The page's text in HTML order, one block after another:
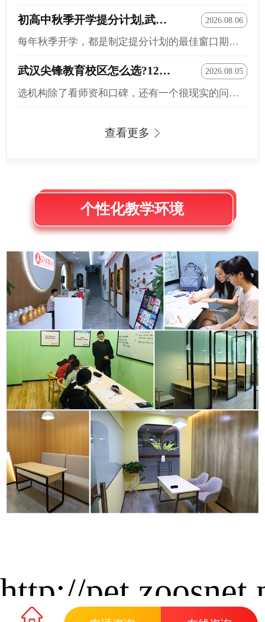
初高中秋季开学提分计划,武汉尖锋教育怎么做? 2026.08.06
每年秋季开学，都是制定提分计划的最佳窗口期。不是等到期中考试发现成绩下滑了再临时抱佛脚，而是在新学期刚开始、学校进度还没跑起来的时候，就把这学期的学习节奏提前理顺。尖锋教育在武汉扎根19年，服务过无数初高中学生，我们的秋季提分计划不是发一份通用的学习建议，而是结合入校测评、分层匹配、动态调整，给每个孩子一份真正能落地的学期规划。一、提分计划的第一步：摸清底子制定计划的前提是了解现状。很多家长觉得自己清楚孩子的学习情况——看分数、看排名。但分数和排名只能告诉你结果，不能告诉你原因。尖锋的秋季提分计划，第一步是入校学情测评。测评不只是做一套卷子看分数，而是从多个维度去分析：知识掌握度——各模块分别处于什么水平，哪些是会的、哪些是半懂不懂的、哪些是完全没掌握的;学习习惯——审题习惯、草稿规范、时间分配、错题管理做得怎么样;考试表现——知识性失分、习惯性失分、策略性失分各占多少比例。测评报告到手之后，孩子...
武汉尖锋教育校区怎么选?12家校区就近选 2026.08.05
选机构除了看师资和口碑，还有一个很现实的问题：离家远不远?接送方不方便?孩子放学后赶过去来不来得及?尖锋教育在武汉有12家校区，分布在武昌、洪山、江岸、江汉、汉阳、东西湖六个区。这篇把12家校区的分布和覆盖区域讲清楚，帮你快速锁定离家最近的那一家。一、校区分布总览尖锋教育目前在武汉的12家校区按区域划分如下：- 武昌区：积玉桥校区、中南校区- 洪山区：杨家湾校区、金融港校区、光谷鲁巷校区- 江岸区：香港路校区、天地校区、百步亭后湖校区- 江汉区：长港路校区- 汉阳区：汉阳人信汇校区- 东西湖区：常青花园校区、吴家山校区基本覆盖了武汉三镇的主城区。无论你住在江南还是江北，大概率能在半小时通勤圈内找到一家。📞有课程、班型、收费疑问，可拨打联系方式咨询周末及全年安排：15342273281二、武昌和洪山：江南五大校区武昌区和洪山区是尖锋教育布点最密的区域，一共五个校区。积玉桥校区在和平大道沿线，覆盖积玉桥、螃蟹岬、沙湖、司门...
查看更多
个性化教学环境
http://